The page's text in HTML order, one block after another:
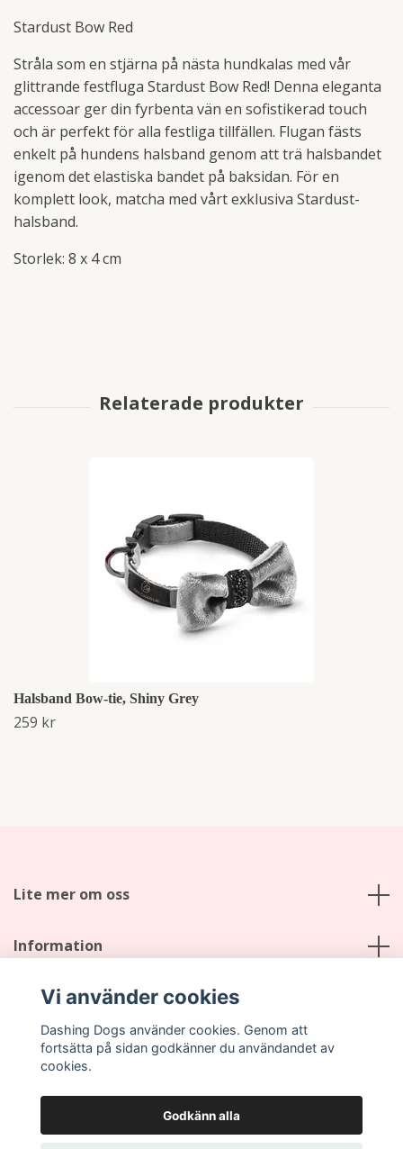
Stardust Bow Red
Stråla som en stjärna på nästa hundkalas med vår
glittrande festfluga Stardust Bow Red! Denna eleganta
accessoar ger din fyrbenta vän en sofistikerad touch
och är perfekt för alla festliga tillfällen. Flugan fästs
enkelt på hundens halsband genom att trä halsbandet
igenom det elastiska bandet på baksidan. För en
komplett look, matcha med vårt exklusiva Stardust-
halsband.
Storlek: 8 x 4 cm
Halsband Bow-tie, Shiny Grey
259 kr
Lite mer om oss
Information
Sociala medier
Vi använder cookies
Dashing Dogs använder cookies. Genom att
fortsätta på sidan godkänner du användandet av
cookies.
Godkänn alla